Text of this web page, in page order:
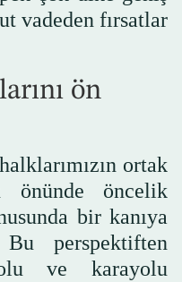
vadeden fırsatlar
ön
ortak
önünde öncelik
bir kanıya
perspektiften
ve karayolu